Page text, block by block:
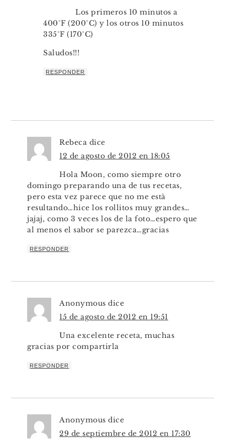
Los primeros 10 minutos a
400°F (200°C) y los otros 10 minutos
335°F (170°C)
Saludos!!!
RESPONDER
Rebeca dice
12 de agosto de 2012 en 18:05
Hola Moon, como siempre otro
domingo preparando una de tus recetas,
pero esta vez parece que no me està
resultando…hice los rollitos muy grandes…
jajaj, como 3 veces los de la foto…espero que
al menos el sabor se parezca…gracias
RESPONDER
Anonymous dice
15 de agosto de 2012 en 19:51
Una excelente receta, muchas
gracias por compartirla
RESPONDER
Anonymous dice
29 de septiembre de 2012 en 17:30